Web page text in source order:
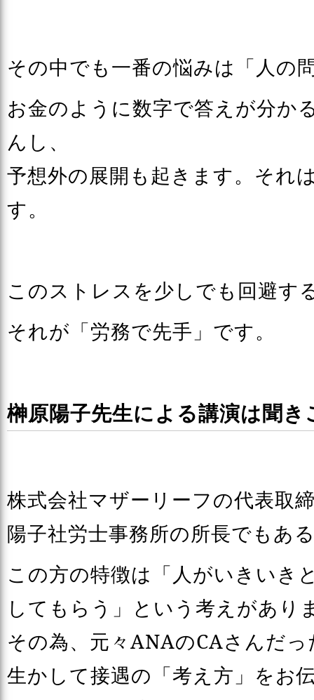
その中でも一番の悩みは「人の
お金のように数字で答えが分か
んし、
予想外の展開も起きます。それ
す。
このストレスを少しでも回避す
それが「労務で先手」です。
榊原陽子先生による講演は聞
株式会社マザーリーフの代表取
陽子社労士事務所の所長でもあ
この方の特徴は「人がいきいき
してもらう」という考えがあり
その為、元々ANAのCAさんだ
生かして接遇の「考え方」をお